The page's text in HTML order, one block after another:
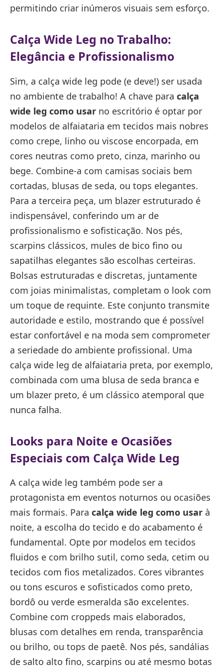
permitindo criar inúmeros visuais sem esforço.
Calça Wide Leg no Trabalho:
Elegância e Profissionalismo
Sim, a calça wide leg pode (e deve!) ser usada
no ambiente de trabalho! A chave para calça
wide leg como usar no escritório é optar por
modelos de alfaiataria em tecidos mais nobres
como crepe, linho ou viscose encorpada, em
cores neutras como preto, cinza, marinho ou
bege. Combine-a com camisas sociais bem
cortadas, blusas de seda, ou tops elegantes.
Para a terceira peça, um blazer estruturado é
indispensável, conferindo um ar de
profissionalismo e sofisticação. Nos pés,
scarpins clássicos, mules de bico fino ou
sapatilhas elegantes são escolhas certeiras.
Bolsas estruturadas e discretas, juntamente
com joias minimalistas, completam o look com
um toque de requinte. Este conjunto transmite
autoridade e estilo, mostrando que é possível
estar confortável e na moda sem comprometer
a seriedade do ambiente profissional. Uma
calça wide leg de alfaiataria preta, por exemplo,
combinada com uma blusa de seda branca e
um blazer preto, é um clássico atemporal que
nunca falha.
Looks para Noite e Ocasiões
Especiais com Calça Wide Leg
A calça wide leg também pode ser a
protagonista em eventos noturnos ou ocasiões
mais formais. Para calça wide leg como usar à
noite, a escolha do tecido e do acabamento é
fundamental. Opte por modelos em tecidos
fluidos e com brilho sutil, como seda, cetim ou
tecidos com fios metalizados. Cores vibrantes
ou tons escuros e sofisticados como preto,
bordô ou verde esmeralda são excelentes.
Combine com croppeds mais elaborados,
blusas com detalhes em renda, transparência
ou brilho, ou tops de paetê. Nos pés, sandálias
de salto alto fino, scarpins ou até mesmo botas